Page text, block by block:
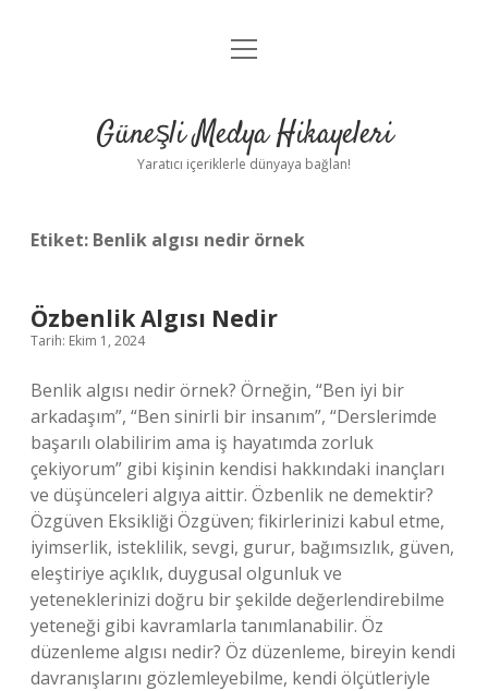
Anasayfa
Yasal Uyarı
menüyü
Güneşli Medya Hikayeleri
Yaratıcı içeriklerle dünyaya bağlan!
Etiket: Benlik algısı nedir örnek
Özbenlik Algısı Nedir
Tarih: Ekim 1, 2024
Benlik algısı nedir örnek? Örneğin, “Ben iyi bir
arkadaşım”, “Ben sinirli bir insanım”, “Derslerimde
başarılı olabilirim ama iş hayatımda zorluk
çekiyorum” gibi kişinin kendisi hakkındaki inançları
ve düşünceleri algıya aittir. Özbenlik ne demektir?
Özgüven Eksikliği Özgüven; fikirlerinizi kabul etme,
iyimserlik, isteklilik, sevgi, gurur, bağımsızlık, güven,
eleştiriye açıklık, duygusal olgunluk ve
yeteneklerinizi doğru bir şekilde değerlendirebilme
yeteneği gibi kavramlarla tanımlanabilir. Öz
düzenleme algısı nedir? Öz düzenleme, bireyin kendi
davranışlarını gözlemleyebilme, kendi ölçütleriyle